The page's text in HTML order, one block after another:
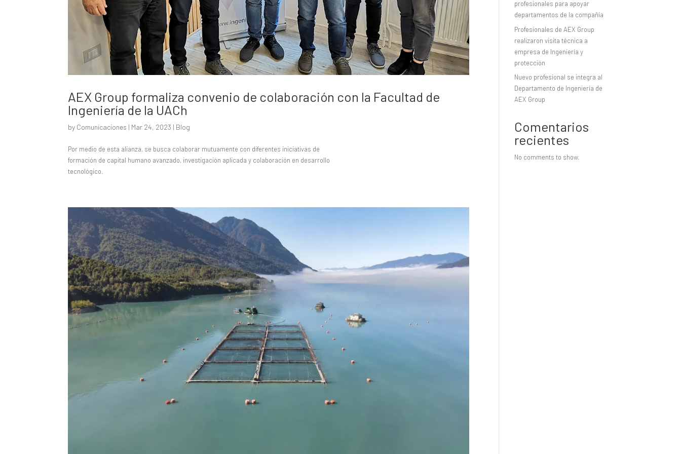
AEX Group formaliza convenio de colaboración con la Facultad de
Ingeniería de la UACh
by Comunicaciones | Mar 24, 2023 | Blog
Por medio de esta alianza, se busca colaborar mutuamente con diferentes iniciativas de
formación de capital humano avanzado, investigación aplicada y colaboración en desarrollo
tecnológico.
profesionales para apoyar
departamentos de la compañía
Profesionales de AEX Group
realizaron visita técnica a
empresa de Ingeniería y
protección
Nuevo profesional se integra al
Departamento de Ingeniería de
AEX Group
Comentarios
recientes
No comments to show.